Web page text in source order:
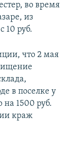
во время
из
10 руб.
что 2 мая
в поселке у
1500 руб.
краж